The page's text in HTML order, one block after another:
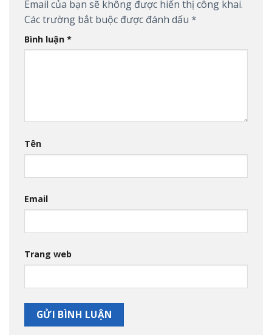
Email của bạn sẽ không được hiển thị công khai.
Các trường bắt buộc được đánh dấu *
Bình luận *
Tên
Email
Trang web